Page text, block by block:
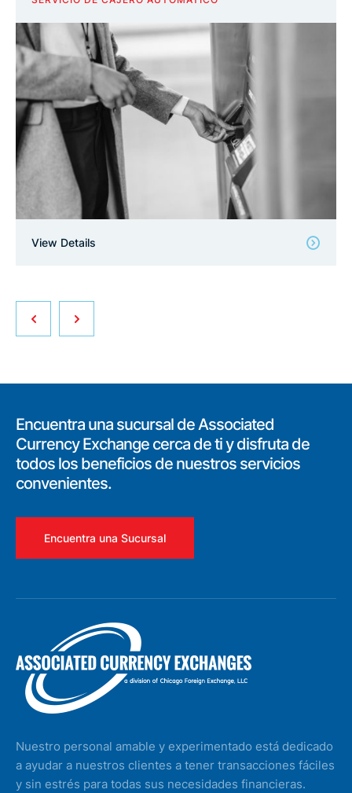
View Details
Encuentra una sucursal de Associated
Currency Exchange cerca de ti y disfruta de
todos los beneficios de nuestros servicios
convenientes.
Encuentra una Sucursal
Nuestro personal amable y experimentado está dedicado
a ayudar a nuestros clientes a tener transacciones fáciles
y sin estrés para todas sus necesidades financieras.